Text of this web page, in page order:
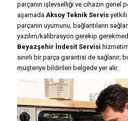
parçanın işlevselliği ve cihazın genel
aşamada Aksoy Teknik Servisyetkili
parçanın uyumunu, bağlantıların
yazılım/kalibrasyon gerekip
Beyazşehir İndesit Servisi
sınırlı bir parça garantisi de sağlanır;
müşteriye bildirilen belgede yer alır.